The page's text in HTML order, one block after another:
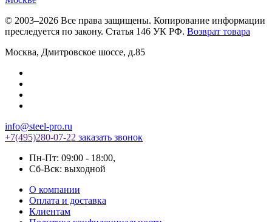
© 2003–2026 Все права защищены. Копирование информации
преследуется по закону. Статья 146 УК РФ. Возврат товара
Москва, Дмитровское шоссе, д.85
info@steel-pro.ru
+7(495)280-07-22 заказать звонок
Пн-Пт: 09:00 - 18:00,
Cб-Вск: выходной
О компании
Оплата и доставка
Клиентам